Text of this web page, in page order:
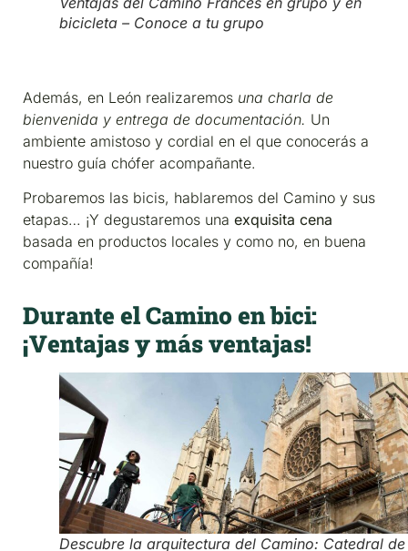
bicicleta – Conoce a tu grupo
Además, en León realizaremos una charla de
bienvenida y entrega de documentación. Un
ambiente amistoso y cordial en el que conocerás a
nuestro guía chófer acompañante.
Probaremos las bicis, hablaremos del Camino y sus
etapas… ¡Y degustaremos una exquisita cena
basada en productos locales y como no, en buena
compañía!
Durante el Camino en bici:
¡Ventajas y más ventajas!
Descubre la arquitectura del Camino: Catedral de